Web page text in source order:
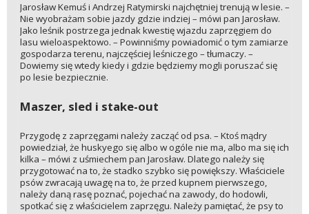
Jarosław Kemuś i Andrzej Ratymirski najchętniej trenują w lesie. –
Nie wyobrażam sobie jazdy gdzie indziej – mówi pan Jarosław.
Jako leśnik postrzega jednak kwestię wjazdu zaprzęgiem do
lasu wieloaspektowo. – Powinniśmy powiadomić o tym zamiarze
gospodarza terenu, najczęściej leśniczego – tłumaczy. –
Dowiemy się wtedy kiedy i gdzie będziemy mogli poruszać się
po lesie bezpiecznie.
Maszer, sled i stake-out
Przygodę z zaprzęgami należy zacząć od psa. – Ktoś mądry
powiedział, że huskyego się albo w ogóle nie ma, albo ma się ich
kilka – mówi z uśmiechem pan Jarosław. Dlatego należy się
przygotować na to, że stadko szybko się powiększy. Właściciele
psów zwracają uwagę na to, że przed kupnem pierwszego,
należy daną rasę poznać, pojechać na zawody, do hodowli,
spotkać się z właścicielem zaprzęgu. Należy pamiętać, że psy to